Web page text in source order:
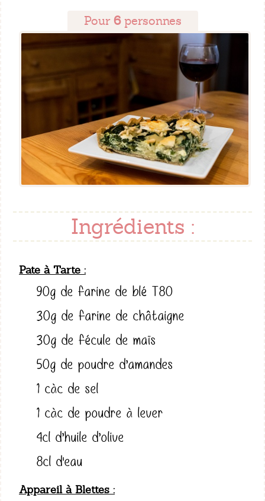
Pour 6personnes
Ingrédients :
Pate à Tarte
90g de farine de blé T80
30g de farine de châtaigne
30g de fécule de maïs
50g de poudre d’amandes
1 càc de sel
1 càc de poudre à lever
4cl d’huile d’olive
8cl d'eau
Appareil à Blettes